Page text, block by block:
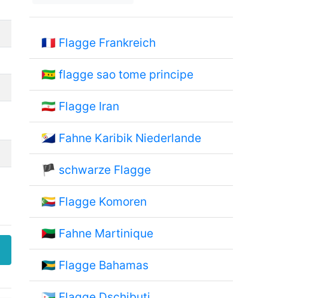
🇫🇷 Flagge Frankreich
🇸🇹 flagge sao tome principe
🇮🇷 Flagge Iran
🇧🇶 Fahne Karibik Niederlande
🏴 schwarze Flagge
🇰🇲 Flagge Komoren
🇲🇶 Fahne Martinique
🇧🇸 Flagge Bahamas